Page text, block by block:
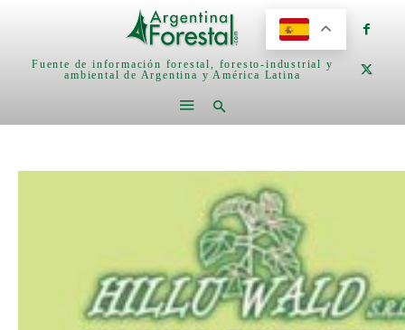
Fuente de información forestal, foresto-industrial y
ambiental de Argentina y América Latina